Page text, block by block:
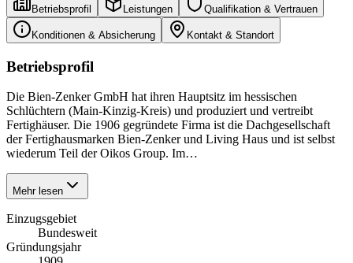
Betriebsprofil Leistungen Qualifikation & Vertrauen
Konditionen & Absicherung Kontakt & Standort
Betriebsprofil
Die Bien-Zenker GmbH hat ihren Hauptsitz im hessischen
Schlüchtern (Main-Kinzig-Kreis) und produziert und vertreibt
Fertighäuser. Die 1906 gegründete Firma ist die Dachgesellschaft
der Fertighausmarken Bien-Zenker und Living Haus und ist selbst
wiederum Teil der Oikos Group. Im…
Mehr lesen
Einzugsgebiet
Bundesweit
Gründungsjahr